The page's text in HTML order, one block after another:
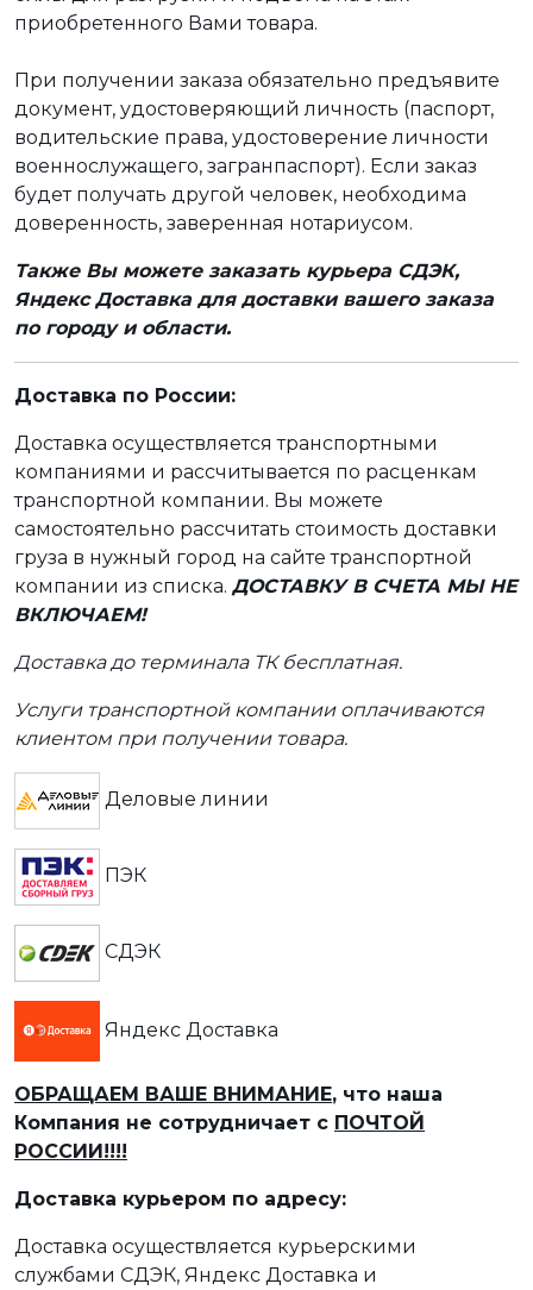
приобретенного Вами товара.
При получении заказа обязательно предъявите
документ, удостоверяющий личность (паспорт,
водительские права, удостоверение личности
военнослужащего, загранпаспорт). Если заказ
будет получать другой человек, необходима
доверенность, заверенная нотариусом.
Также Вы можете заказать курьера СДЭК,
Яндекс Доставка для доставки вашего заказа
по городу и области.
Доставка по России:
Доставка осуществляется транспортными
компаниями и рассчитывается по расценкам
транспортной компании. Вы можете
самостоятельно рассчитать стоимость доставки
груза в нужный город на сайте транспортной
компании из списка. ДОСТАВКУ В СЧЕТА МЫ НЕ
ВКЛЮЧАЕМ!
Доставка до терминала ТК бесплатная.
Услуги транспортной компании оплачиваются
клиентом при получении товара.
Деловые линии
ПЭК
СДЭК
Яндекс Доставка
ОБРАЩАЕМ ВАШЕ ВНИМАНИЕ, что наша
Компания не сотрудничает с ПОЧТОЙ
РОССИИ!!!!
Доставка курьером по адресу:
Доставка осуществляется курьерскими
службами СДЭК, Яндекс Доставка и